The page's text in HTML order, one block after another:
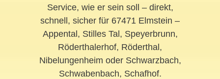
Service, wie er sein soll – direkt,
schnell, sicher für 67471 Elmstein –
Appental, Stilles Tal, Speyerbrunn,
Röderthalerhof, Röderthal,
Nibelungenheim oder Schwarzbach,
Schwabenbach, Schafhof.